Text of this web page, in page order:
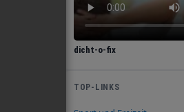
dicht-o-fix
TOP-LINKS